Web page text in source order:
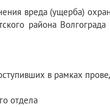
вреда (ущерба)
района
в рамках
отдела